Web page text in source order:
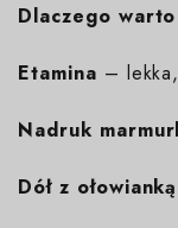
Dlaczego
Etamina –
Nadruk
Dół z ołowianką